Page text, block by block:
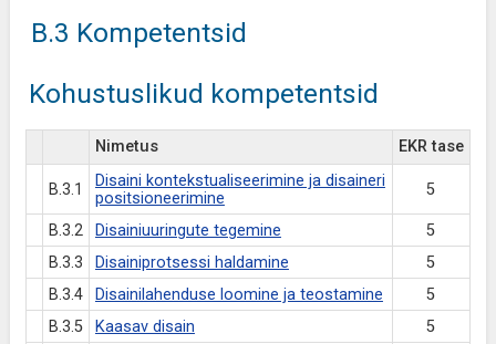
B.3 Kompetentsid
Kohustuslikud kompetentsid
Nimetus EKR tase
B.3.1
Disaini kontekstualiseerimine ja disaineri
positsioneerimine
5
B.3.2 Disainiuuringute tegemine
5
B.3.3
Disainiprotsessi haldamine
5
B.3.4
Disainilahenduse loomine ja teostamine
5
B.3.5
Kaasav disain
5